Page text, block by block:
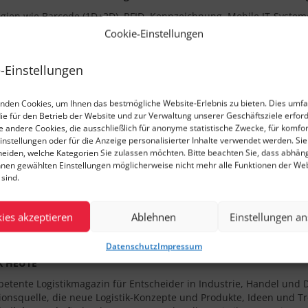
Cookie-Einstellungen
Einstellungen
Cookies, um Ihnen das bestmögliche Website-Erlebnis zu bieten. Dies
für den Betrieb der Website und zur Verwaltung unserer Geschäftsziele
andere Cookies, die ausschließlich für anonyme statistische Zwecke, für
oder für die Anzeige personalisierter Inhalte verwendet werden.
welche Kategorien Sie zulassen möchten. Bitte beachten Sie, dass
gewählten Einstellungen möglicherweise nicht mehr alle Funktionen der
akzeptieren Ablehnen Einstellungen
DatenschutzImpressum
wie Barcode (1D+2D), RFID, Kennzeichnung, Mobile IT-
in ihren unterschiedlichen technologischen Ausprägungen und
Sie bilden die Basistechnologie für effiziente
leistet in diesen Themenfeldern seit über 30 Jahren ihren
praxisgerecht und branchenübergreifend über das gesamte
zu diesen Themenbereichen stellt die ident im Internet unter
Anbieterverzeichnis“ ihren Lesern und Interessierten zur
AIM-D e. V., Industrieverband für Automatische Identifikation,
Österreich und Schweiz.
HEUTE
Logistikmagazin für Entscheider in Industrie, Handel und
die neue Logistik-Konzepte und Produkte, Ideen und